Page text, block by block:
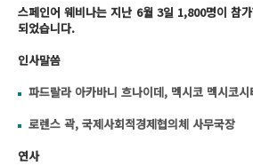
스페인어 웨비나는 지난 6월 3일 1,800명이 참
되었습니다.
인사말씀
파드랄라 아카바니 흐나이데, 멕시코 멕시코
로렌스 곽, 국제사회적경제협의체 사무국장
연사